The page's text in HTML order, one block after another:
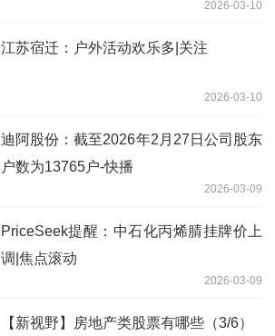
2026-03-10
江苏宿迁：户外活动欢乐多|关注
2026-03-10
迪阿股份：截至2026年2月27日公司股东
户数为13765户-快播
2026-03-09
PriceSeek提醒：中石化丙烯腈挂牌价上
调|焦点滚动
2026-03-09
【新视野】房地产类股票有哪些（3/6）